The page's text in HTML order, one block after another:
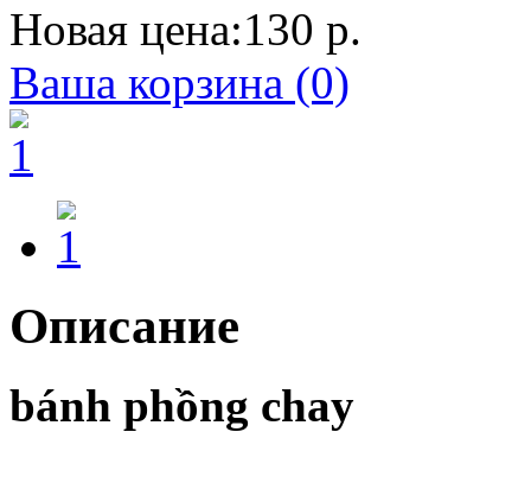
Новая цена:130 р.
Ваша корзина (0)
Описание
bánh phồng chay